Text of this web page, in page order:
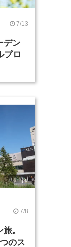
7/13
デン
プロ
7/8
。
のス